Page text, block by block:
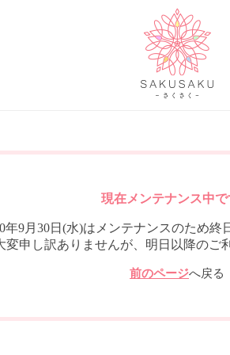
現在メンテナンス中で
年9月30日(水)はメンテナンスのため終
変申し訳ありませんが、明日以降のご
前のページへ戻る